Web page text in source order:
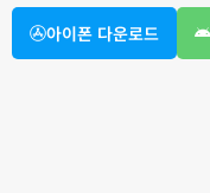
아이폰 다운로드